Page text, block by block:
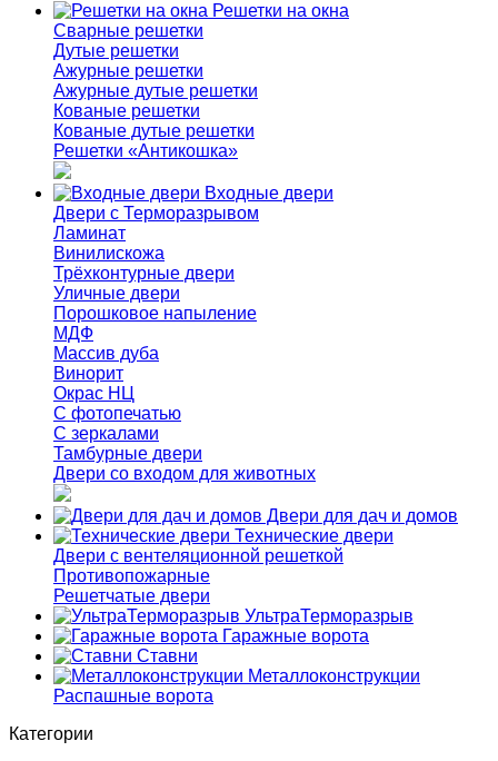
Решетки на окна
Сварные решетки
Дутые решетки
Ажурные решетки
Ажурные дутые решетки
Кованые решетки
Кованые дутые решетки
Решетки «Антикошка»
Входные двери
Двери с Терморазрывом
Ламинат
Винилискожа
Трёхконтурные двери
Уличные двери
Порошковое напыление
МДФ
Массив дуба
Винорит
Окрас НЦ
С фотопечатью
С зеркалами
Тамбурные двери
Двери со входом для животных
Двери для дач и домов
Технические двери
Двери с вентеляционной решеткой
Противопожарные
Решетчатые двери
УльтраТерморазрыв
Гаражные ворота
Ставни
Металлоконструкции
Распашные ворота
Категории